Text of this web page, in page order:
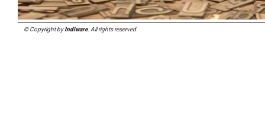
© Copyright byIndiware. All rights reserved.